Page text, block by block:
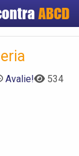
ABCD
Cadastrar
Criar conta
Avalie! 534